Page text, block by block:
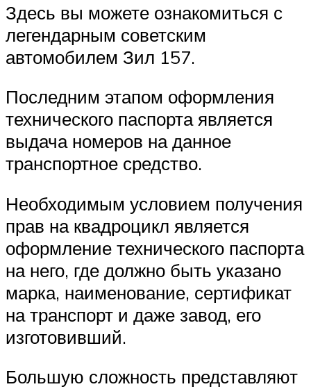
Здесь вы можете ознакомиться с
легендарным советским
автомобилем Зил 157.
Последним этапом оформления
технического паспорта является
выдача номеров на данное
транспортное средство.
Необходимым условием получения
прав на квадроцикл является
оформление технического паспорта
на него, где должно быть указано
марка, наименование, сертификат
на транспорт и даже завод, его
изготовивший.
Большую сложность представляют